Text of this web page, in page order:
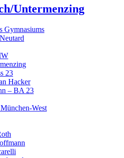
Untermenzing
Gymnasiums
23
Hacker
– BA 23
West